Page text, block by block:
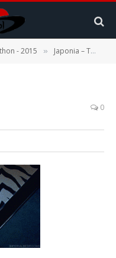
- 2015 » Japonia – TOP 8
0